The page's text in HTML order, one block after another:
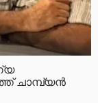
ചാമ്പ്യൻ